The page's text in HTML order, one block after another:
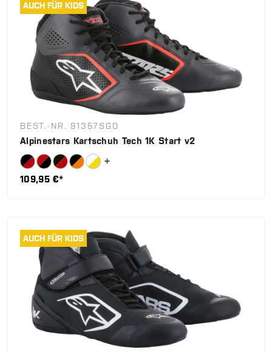
AUCH FÜR KIDS
BEST.-NR. 91357SGO
Alpinestars Kartschuh Tech 1K Start v2
109,95 €*
AUCH FÜR KIDS